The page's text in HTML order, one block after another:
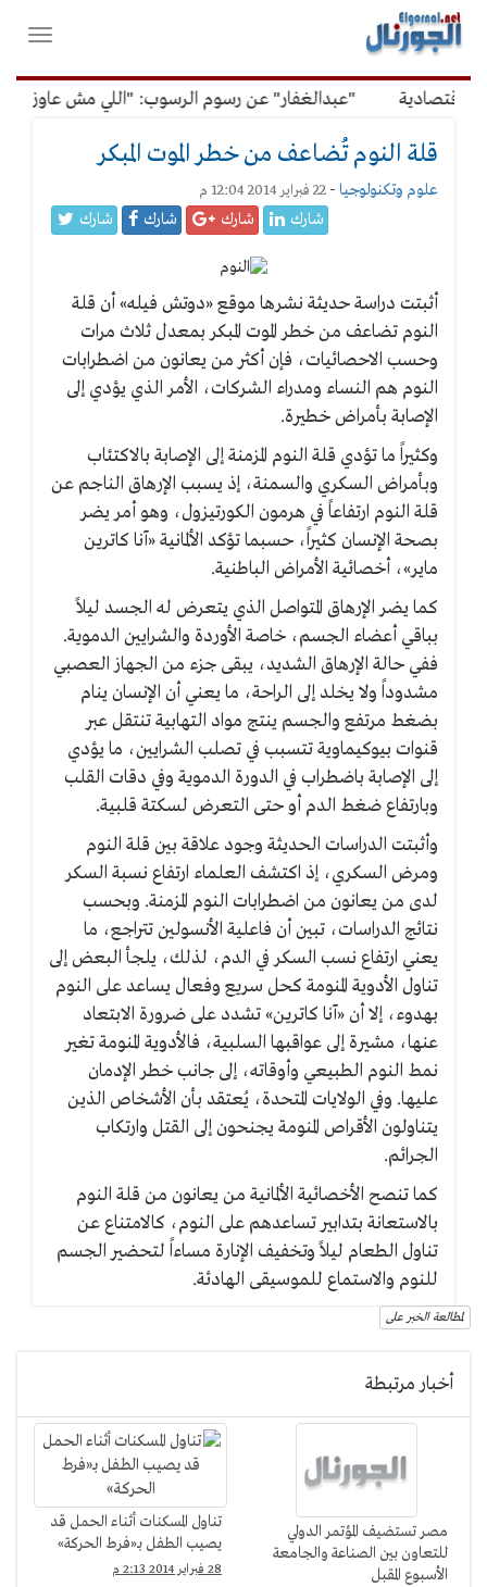
القائمة
الرئيسية
فتح
"عبدالغفار" عن رسوم الرسوب: "اللي مش عاوز
قلة النوم تُضاعف من خطر الموت المبكر
علوم وتكنولوجيا - 22 فبراير 2014 12:04 م
شارك شارك شارك شارك
أثبتت دراسة حديثة نشرها موقع «دوتش فيله» أن قلة
النوم تضاعف من خطر الموت المبكر بمعدل ثلاث مرات
وحسب الاحصائيات، فإن أكثر من يعانون من اضطرابات
النوم هم النساء ومدراء الشركات، الأمر الذي يؤدي إلى
الإصابة بأمراض خطيرة.
وكثيراً ما تؤدي قلة النوم المزمنة إلى الإصابة بالاكتئاب
وبأمراض السكري والسمنة، إذ يسبب الإرهاق الناجم عن
قلة النوم ارتفاعاً في هرمون الكورتيزول، وهو أمر يضر
بصحة الإنسان كثيراً، حسبما تؤكد الألمانية «آنا كاترين
ماير»، أخصائية الأمراض الباطنية.
كما يضر الإرهاق المتواصل الذي يتعرض له الجسد ليلاً
بباقي أعضاء الجسم، خاصة الأوردة والشرايين الدموية.
ففي حالة الإرهاق الشديد، يبقى جزء من الجهاز العصبي
مشدوداً ولا يخلد إلى الراحة، ما يعني أن الإنسان ينام
بضغط مرتفع والجسم ينتج مواد التهابية تنتقل عبر
قنوات بيوكيماوية تتسبب في تصلب الشرايين، ما يؤدي
إلى الإصابة باضطراب في الدورة الدموية وفي دقات القلب
وبارتفاع ضغط الدم أو حتى التعرض لسكتة قلبية.
وأثبتت الدراسات الحديثة وجود علاقة بين قلة النوم
ومرض السكري، إذ اكتشف العلماء ارتفاع نسبة السكر
لدى من يعانون من اضطرابات النوم المزمنة. وبحسب
نتائج الدراسات، تبين أن فاعلية الأنسولين تتراجع، ما
يعني ارتفاع نسب السكر في الدم، لذلك، يلجأ البعض إلى
تناول الأدوية المنومة كحل سريع وفعال يساعد على النوم
بهدوء، إلا أن «آنا كاترين» تشدد على ضرورة الابتعاد
عنها، مشيرة إلى عواقبها السلبية، فالأدوية المنومة تغير
نمط النوم الطبيعي وأوقاته، إلى جانب خطر الإدمان
عليها. وفي الولايات المتحدة، يُعتقد بأن الأشخاص الذين
يتناولون الأقراص المنومة يجنحون إلى القتل وارتكاب
الجرائم.
كما تنصح الأخصائية الألمانية من يعانون من قلة النوم
بالاستعانة بتدابير تساعدهم على النوم، كالامتناع عن
تناول الطعام ليلاً وتخفيف الإنارة مساءاً لتحضير الجسم
للنوم والاستماع للموسيقى الهادئة.
لمطالعة الخبر على
أخبار مرتبطة
مصر تستضيف المؤتمر الدولي
للتعاون بين الصناعة والجامعة
الأسبوع المقبل
تناول المسكنات أثناء الحمل قد
يصيب الطفل بـ«فرط الحركة»
28 فبراير 2014 2:13 م